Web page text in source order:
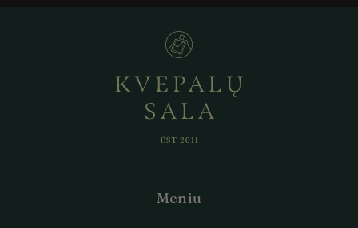
Meniu